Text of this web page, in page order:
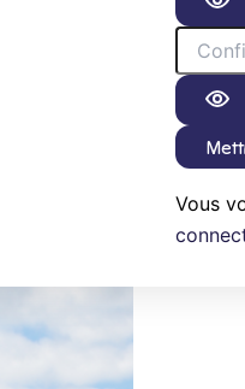
Vous